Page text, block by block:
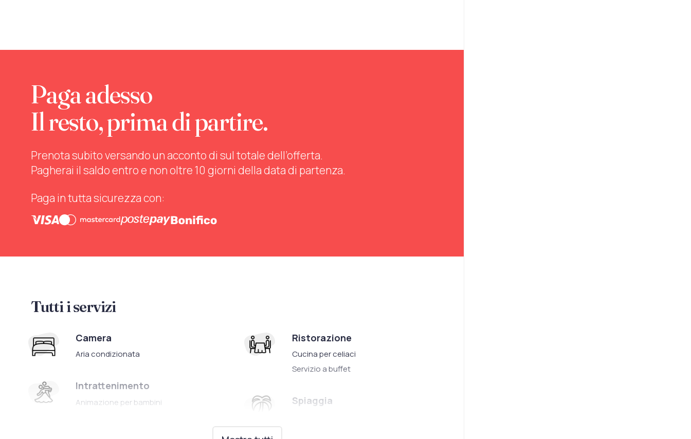
Paga adesso
Il resto, prima di partire.
Prenota subito versando un acconto di sul totale dell’offerta.
Pagherai il saldo entro e non oltre 10 giorni della data di partenza.
Paga in tutta sicurezza con:
Tutti i servizi
Camera
Aria condizionata
Intrattenimento
Animazione per bambini
Ristorazione
Cucina per celiaci
Servizio a buffet
Spiaggia